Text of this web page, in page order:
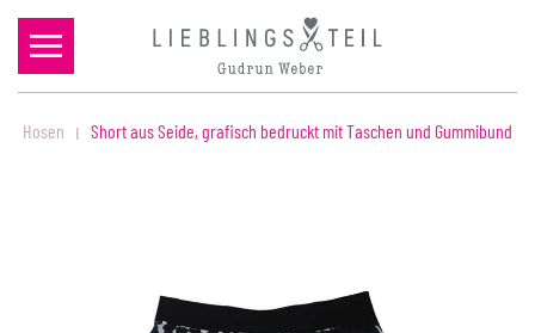
Zum Hauptinhalt springen
Hosen Short aus Seide, grafisch bedruckt mit Taschen und Gummibund